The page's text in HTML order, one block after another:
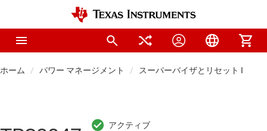
ホーム パワー マネージメント スーパーバイザとリセット IC